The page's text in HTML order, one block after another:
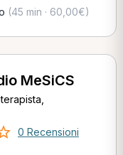
(45 min · 60,00€)
MeSiCS
0 Recensioni